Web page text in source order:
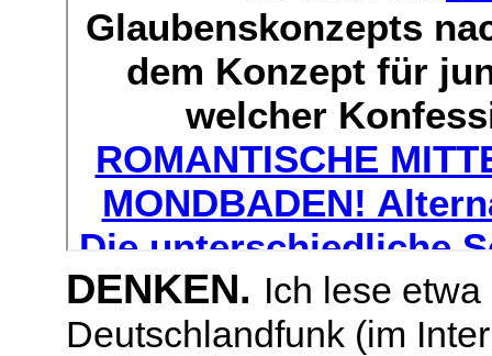
DENKEN. Ich lese
Deutschlandfunk (im